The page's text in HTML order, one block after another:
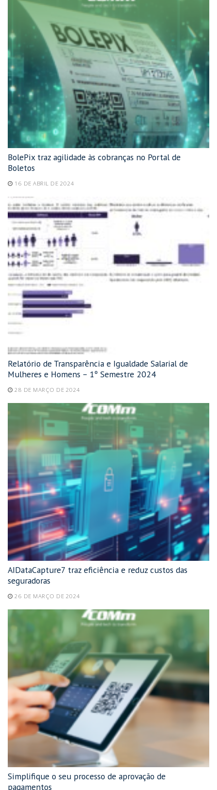
BolePix traz agilidade às cobranças no Portal de
Boletos
16 DE ABRIL DE 2024
Relatório de Transparência e Igualdade Salarial de
Mulheres e Homens – 1º Semestre 2024
28 DE MARÇO DE 2024
AIDataCapture7 traz eficiência e reduz custos das
seguradoras
26 DE MARÇO DE 2024
Simplifique o seu processo de aprovação de
pagamentos